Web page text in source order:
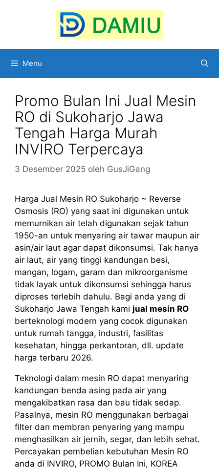
Menu
Promo Bulan Ini Jual Mesin
RO di Sukoharjo Jawa
Tengah Harga Murah
INVIRO Terpercaya
3 Desember 2025 oleh GusJiGang
Harga Jual Mesin RO Sukoharjo ~ Reverse
Osmosis (RO) yang saat ini digunakan untuk
memurnikan air telah digunakan sejak tahun
1950-an untuk menyaring air tawar maupun air
asin/air laut agar dapat dikonsumsi. Tak hanya
air laut, air yang tinggi kandungan besi,
mangan, logam, garam dan mikroorganisme
tidak layak untuk dikonsumsi sehingga harus
diproses terlebih dahulu. Bagi anda yang di
Sukoharjo Jawa Tengah kami jual mesin RO
berteknologi modern yang cocok digunakan
untuk rumah tangga, industri, fasilitas
kesehatan, hingga perkantoran, dll. update
harga terbaru 2026.
Teknologi dalam mesin RO dapat menyaring
kandungan benda asing pada air yang
mengakibatkan rasa dan bau tidak sedap.
Pasalnya, mesin RO menggunakan berbagai
filter dan membran penyaring yang mampu
menghasilkan air jernih, segar, dan lebih sehat.
Percayakan pembelian kebutuhan Mesin RO
anda di INVIRO, PROMO Bulan Ini, KOREA